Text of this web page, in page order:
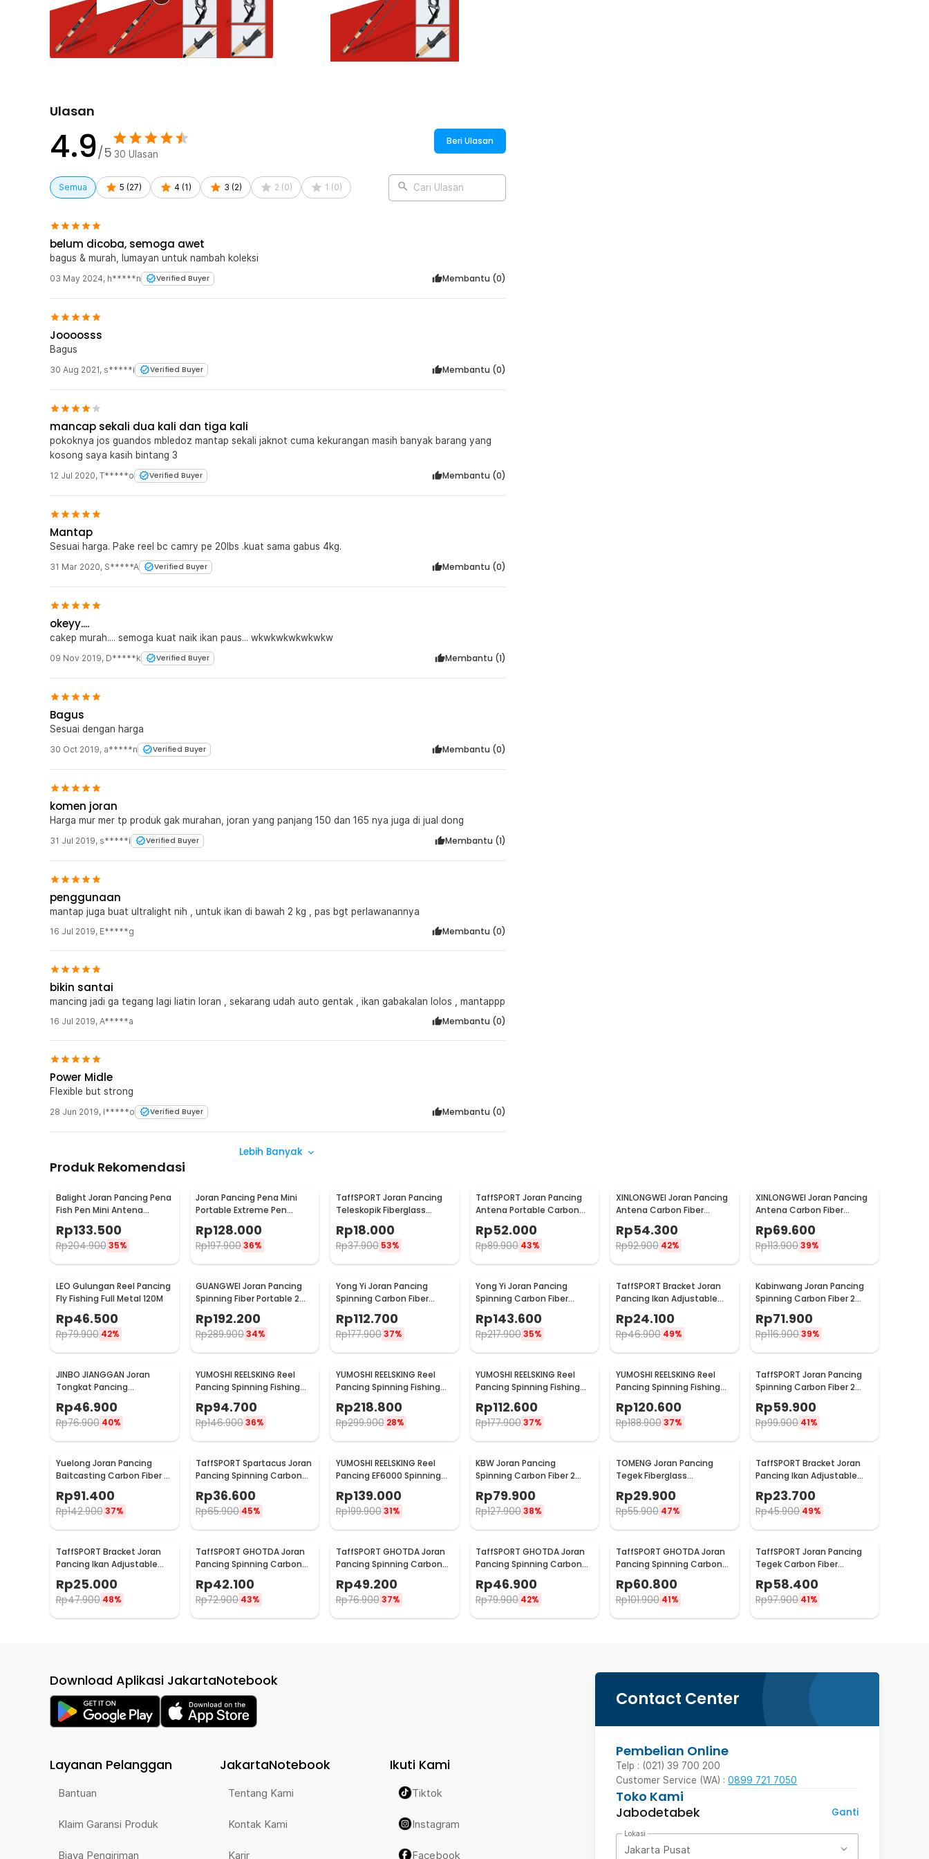
Rincian yang Anda dapatkan untuk pembelian produk ini:
1 x TaffSPORT Joran Pancing Baitcasting Carbon Fiber 4 Section 1.8M - JPA66MTF
Ulasan
4.9/5 30 Ulasan
Beri Ulasan
Semua 5 (27) 4 (1 ) 3 (2) 2 (0) 1 (0) Cari Ulasan
belum dicoba, semoga awet
bagus & murah, lumayan untuk nambah koleksi
03 May 2024, h*****n Verified Buyer Membantu (0)
Joooosss
Bagus
30 Aug 2021, s*****i Verified Buyer Membantu (0)
mancap sekali dua kali dan tiga kali
pokoknya jos guandos mbledoz mantap sekali jaknot cuma kekurangan masih banyak barang yang
kosong saya kasih bintang 3
12 Jul 2020, T*****o Verified Buyer Membantu (0)
Mantap
Sesuai harga. Pake reel bc camry pe 20lbs .kuat sama gabus 4kg.
31 Mar 2020, S*****A Verified Buyer Membantu (0)
okeyy....
cakep murah.... semoga kuat naik ikan paus... wkwkwkwkwkwkw
09 Nov 2019, D*****k Verified Buyer Membantu (1)
Bagus
Sesuai dengan harga
30 Oct 2019, a*****n Verified Buyer Membantu (0)
komen joran
Harga mur mer tp produk gak murahan, joran yang panjang 150 dan 165 nya juga di jual dong
31 Jul 2019, s*****i Verified Buyer Membantu (1)
penggunaan
mantap juga buat ultralight nih , untuk ikan di bawah 2 kg , pas bgt perlawanannya
16 Jul 2019, E*****g Membantu (0)
bikin santai
mancing jadi ga tegang lagi liatin loran , sekarang udah auto gentak , ikan gabakalan lolos , mantappp
16 Jul 2019, A*****a Membantu (0)
Power Midle
Flexible but strong
28 Jun 2019, I*****o Verified Buyer Membantu (0)
Lebih Banyak
Produk Rekomendasi
Balight Joran Pancing Pena
Fish Pen Mini Antena
Portable Rod 1.4M - ST-
Y0011 / YL100
Rp133.500
Rp204.900 35%
Joran Pancing Pena Mini
Portable Extreme Pen
Fishing Rod Length 1.5M -
YL100
Rp128.000
Rp197.90036%
TaffSPORT Joran Pancing
Teleskopik Fiberglass
280cm 6 Section Portable
Rp18.000
Rp37.900 53%
TaffSPORT Joran Pancing
Antena Portable Carbon
Fiber Rod 2.1M 5
Rp52.000
Rp89.900 43%
XINLONGWEI Joran Pancing
Antena Carbon Fiber
Telescopic Fishing Rod 5
Segments 2.4M - JD25
Rp54.300
Rp92.900 42%
XINLONGWEI Joran Pancing
Antena Carbon Fiber
Telescopic Fishing Rod 6
Segments 3.0M - JD25
Rp69.600
Rp113.90039%
LEO Gulungan Reel Pancing
Fly Fishing Full Metal 120M
Rp46.500
Rp79.900 42%
GUANGWEI Joran Pancing
Spinning Fiber Portable 2
Section 1.27M - DZZH-1
Rp192.200
Rp289.90034%
Yong Yi Joran Pancing
Spinning Carbon Fiber
Telescopic 7 Section 1.8M -
LF9-07
Rp112.700
Rp177.900 37%
Yong Yi Joran Pancing
Spinning Carbon Fiber
Telescopic 7 Section 2.4M -
LF9-07
Rp143.600
Rp217.90035%
TaffSPORT Bracket Joran
Pancing Ikan Adjustable
Holder 1.7M - V-003
Rp24.100
Rp46.900 49%
Kabinwang Joran Pancing
Spinning Carbon Fiber 2
Section 2.1M 2.1M - KB361
Rp71.900
Rp116.90039%
JINBO JIANGGAN Joran
Tongkat Pancing
Telescopic Fishing Rod 1.5M
- S6
Rp46.900
Rp76.900 40%
YUMOSHI REELSKING Reel
Pancing Spinning Fishing
Reel 5.5:1 1000 - EF1000
Rp94.700
Rp146.90036%
YUMOSHI REELSKING Reel
Pancing Spinning Fishing
Reel 4.1:1 9000 - EF9000
Rp218.800
Rp299.900 28%
YUMOSHI REELSKING Reel
Pancing Spinning Fishing
Reel 5.5:1 3000 - EF3000
Rp112.600
Rp177.90037%
YUMOSHI REELSKING Reel
Pancing Spinning Fishing
Reel 5.2:1 5000 - EF5000
Rp120.600
Rp188.900 37%
TaffSPORT Joran Pancing
Spinning Carbon Fiber 2
Section 1.8M - TM0156
Rp59.900
Rp99.900 41%
Yuelong Joran Pancing
Baitcasting Carbon Fiber 7
Section Telescopic 3.3M 7
Section
Rp91.400
Rp142.900 37%
TaffSPORT Spartacus Joran
Pancing Spinning Carbon
Fiber 2 Section 1.8M - 180
Rp36.600
Rp65.900 45%
YUMOSHI REELSKING Reel
Pancing EF6000 Spinning
Fishing Reel 5.2:1 6000 -
EF6000
Rp139.000
Rp199.900 31%
KBW Joran Pancing
Spinning Carbon Fiber 2
Section 2.4M - KBW01
Rp79.900
Rp127.90038%
TOMENG Joran Pancing
Tegek Fiberglass
Telescopic 6 Section 3.8M -
JW380
Rp29.900
Rp55.900 47%
TaffSPORT Bracket Joran
Pancing Ikan Adjustable
Holder 1.4M - V-003
Rp23.700
Rp45.900 49%
TaffSPORT Bracket Joran
Pancing Ikan Adjustable
Holder 2.1M - V-003
Rp25.000
Rp47.900 48%
TaffSPORT GHOTDA Joran
Pancing Spinning Carbon
Fiber 5-7 Section 2.1M -
CF3000
Rp42.100
Rp72.900 43%
TaffSPORT GHOTDA Joran
Pancing Spinning Carbon
Fiber 5-7 Section 2.4M -
CF3000
Rp49.200
Rp76.900 37%
TaffSPORT GHOTDA Joran
Pancing Spinning Carbon
Fiber 5-7 Section 2.7M -
CF3000
Rp46.900
Rp79.900 42%
TaffSPORT GHOTDA Joran
Pancing Spinning Carbon
Fiber 5-7 Section 3M -
CF3000
Rp60.800
Rp101.900 41%
TaffSPORT Joran Pancing
Tegek Carbon Fiber
Telescopic 6-10 Section
3.3M - 5841
Rp58.400
Rp97.900 41%
Contact Center
Pembelian Online
Telp : (021) 39 700 200
Customer Service (WA) : 0899 721 7050
Toko Kami
Jabodetabek
Ganti
Lokasi
Jakarta Pusat
Download Aplikasi JakartaNotebook
Layanan Pelanggan
Bantuan
Klaim Garansi Produk
Biaya Pengiriman
JakartaNotebook
Tentang Kami
Kontak Kami
Karir
Ikuti Kami
Tiktok
Instagram
Facebook